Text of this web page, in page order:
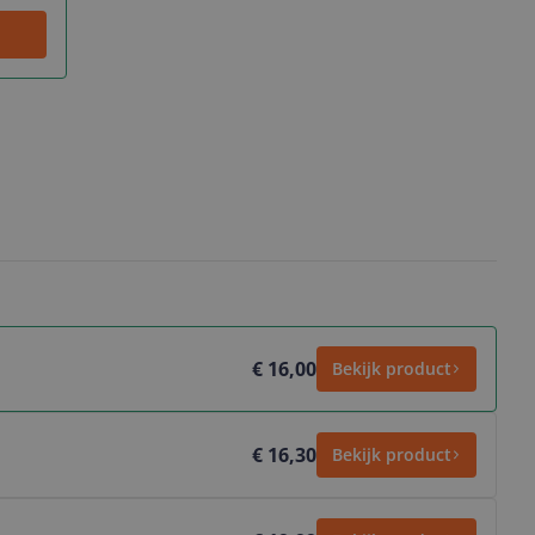
€ 16,00 Bekijk product
€ 16,30 Bekijk product